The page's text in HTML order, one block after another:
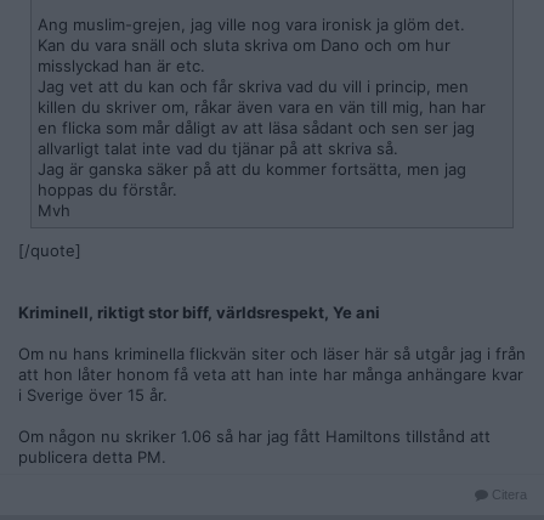
Ang muslim-grejen, jag ville nog vara ironisk ja glöm det.
Kan du vara snäll och sluta skriva om Dano och om hur
misslyckad han är etc.
Jag vet att du kan och får skriva vad du vill i princip, men
killen du skriver om, råkar även vara en vän till mig, han har
en flicka som mår dåligt av att läsa sådant och sen ser jag
allvarligt talat inte vad du tjänar på att skriva så.
Jag är ganska säker på att du kommer fortsätta, men jag
hoppas du förstår.
Mvh
[/quote]
Kriminell, riktigt stor biff, världsrespekt, Ye ani
Om nu hans kriminella flickvän siter och läser här så utgår jag i från
att hon låter honom få veta att han inte har många anhängare kvar
i Sverige över 15 år.
Om någon nu skriker 1.06 så har jag fått Hamiltons tillstånd att
publicera detta PM.
Citera